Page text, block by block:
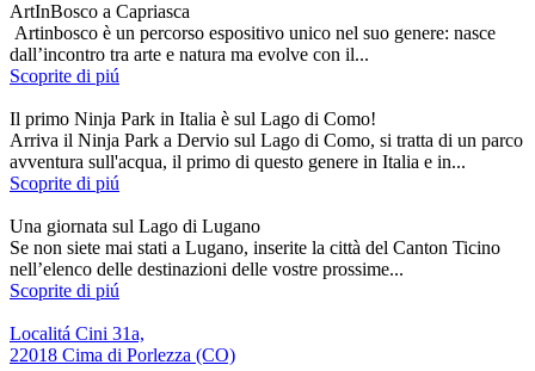
ArtInBosco a Capriasca
Artinbosco è un percorso espositivo unico nel suo genere: nasce
dall’incontro tra arte e natura ma evolve con il...
Scoprite di piú
Il primo Ninja Park in Italia è sul Lago di Como!
Arriva il Ninja Park a Dervio sul Lago di Como, si tratta di un parco
avventura sull'acqua, il primo di questo genere in Italia e in...
Scoprite di piú
Una giornata sul Lago di Lugano
Se non siete mai stati a Lugano, inserite la città del Canton Ticino
nell’elenco delle destinazioni delle vostre prossime...
Scoprite di piú
Localitá Cini 31a,
22018 Cima di Porlezza (CO)